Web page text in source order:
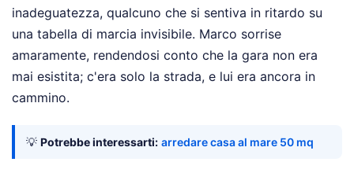
inadeguatezza, qualcuno che si sentiva in ritardo su
una tabella di marcia invisibile. Marco sorrise
amaramente, rendendosi conto che la gara non era
mai esistita; c'era solo la strada, e lui era ancora in
cammino.
💡 Potrebbe interessarti: arredare casa al mare 50 mq